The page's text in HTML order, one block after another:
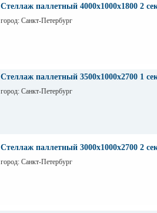
ВА56-43
Стеллаж паллетный 4000х1000х1800 2
город: Санкт-Петербург
Стеллаж паллетный 3500х1000х2700 1
город: Санкт-Петербург
Стеллаж паллетный 3000х1000х2700 2
город: Санкт-Петербург